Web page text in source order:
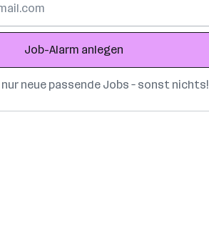
Job-Alarm anlegen
neue passende Jobs – sonst nichts!